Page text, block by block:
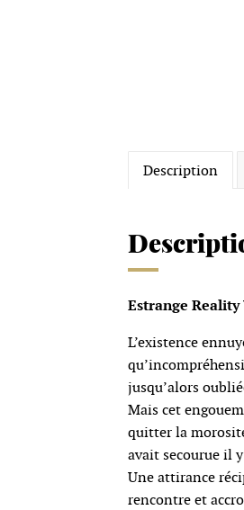
Description
Estrange
L’existence
jusqu’alors
Mais cet
quitter la
avait secourue il
Une attirance
rencontre et